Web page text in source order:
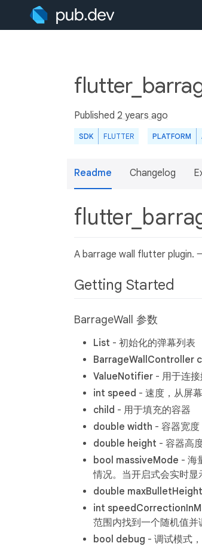
Published 2 years ago
SDK FLUTTER PLATFORM
Readme Changelog
A barrage wall flutter plugin.
Getting Started
BarrageWall 参数
List - 初始化的弹幕列表
BarrageWallController
ValueNotifier - 用于连
int speed - 速度，从屏
child - 用于填充的容器
double width - 容器宽度
double height - 容器高
bool massiveMode - 海
情况。当开启式会实时显
double maxBulletHeight
int
范围内找到一个随机值
bool debug - 调试模式